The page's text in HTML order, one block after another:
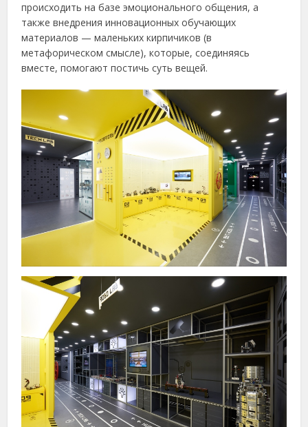
происходить на базе эмоционального общения, а
также внедрения инновационных обучающих
материалов — маленьких кирпичиков (в
метафорическом смысле), которые, соединяясь
вместе, помогают постичь суть вещей.